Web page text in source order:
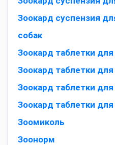
Зоокард суспензия
собак
Зоокард таблетки
Зоокард таблетки
Зоокард таблетки
Зоокард таблетки
Зоомиколь
Зоонорм